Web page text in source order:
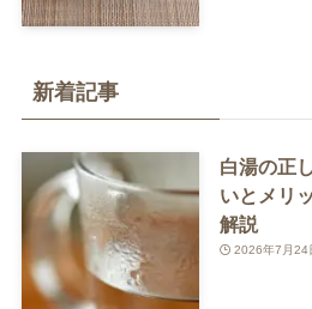
新着記事
白湯の正
いとメリ
解説
2026年7月24